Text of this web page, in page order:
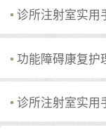
诊所注射室实用
功能障碍康复护
诊所注射室实用